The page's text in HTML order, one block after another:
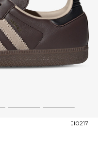
4 5
JI0217